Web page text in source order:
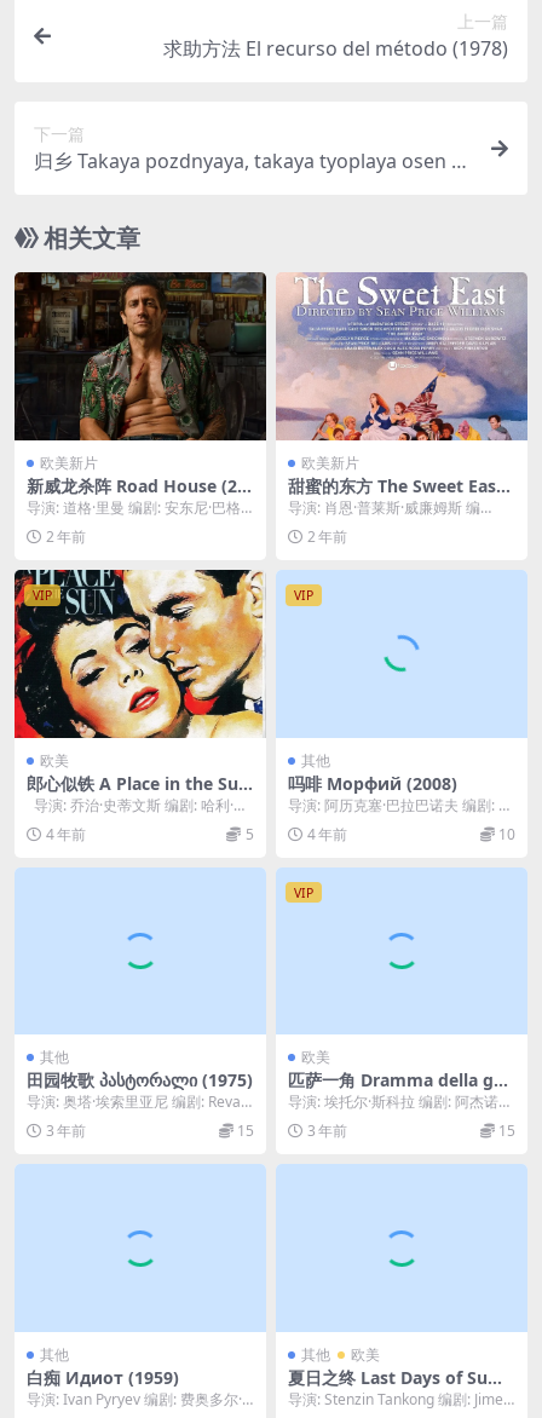
上一篇
求助方法 El recurso del método (1978)
下一篇
归乡 Takaya pozdnyaya, takaya tyoplaya osen (1
相关文章
欧美新片
新威龙杀阵 Road House (20
24)
导演: 道格·里曼 编剧: 安东尼·巴格
罗兹 / 查克·蒙德里 主演: 杰克·吉...
2 年前
欧美新片
甜蜜的东方 The Sweet East
(2023)
导演: 肖恩·普莱斯·威廉姆斯 编
剧: 尼克·平克顿 主演: 塔莉娅·莱
德 / ...2 年前
VIP
欧美
郎心似铁 A Place in the Sun
(1951)
导演: 乔治·史蒂文斯 编剧: 哈利·布
朗 / 迈克尔·威尔逊 /...
4 年前 5
VIP
其他
吗啡 Морфий (2008)
导演: 阿历克塞·巴拉巴诺夫 编剧: 小
谢尔盖·波德洛夫 主演: Leonid ...
4 年前 10
其他
田园牧歌 პასტორალი (1975)
导演: 奥塔·埃索里亚尼 编剧: Revaz
Inanishvili / 奥塔·...
3 年前 15
VIP
欧美
匹萨一角 Dramma della gel
osia – tutti i particolari in c
ronaca (1970)
导演: 埃托尔·斯科拉 编剧: 阿杰诺雷
·因克罗奇 / 埃托尔·斯科拉 / 富里...
3 年前 15
其他
白痴 Идиот (1959)
导演: Ivan Pyryev 编剧: 费奥多尔·
其他 欧美
夏日之终 Last Days of Sum
mer (2023)
导演: Stenzin Tankong 编剧: Jimet